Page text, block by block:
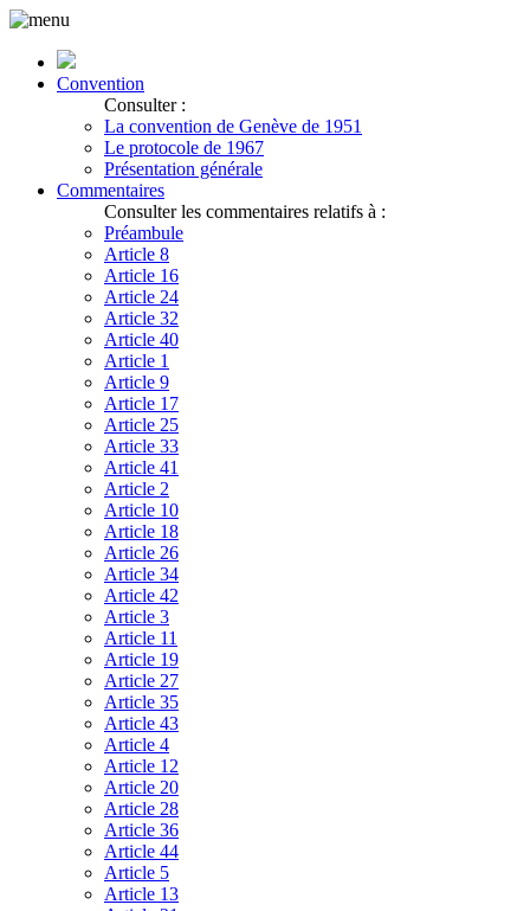
Convention
Consulter :
La convention de Genève de 1951
Le protocole de 1967
Présentation générale
Commentaires
Consulter les commentaires relatifs à :
Préambule
Article 8
Article 16
Article 24
Article 32
Article 40
Article 1
Article 9
Article 17
Article 25
Article 33
Article 41
Article 2
Article 10
Article 18
Article 26
Article 34
Article 42
Article 3
Article 11
Article 19
Article 27
Article 35
Article 43
Article 4
Article 12
Article 20
Article 28
Article 36
Article 44
Article 5
Article 13